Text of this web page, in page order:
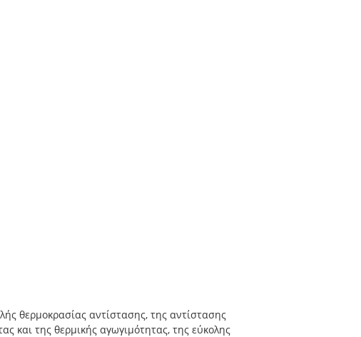
θερμοκρασίας αντίστασης, της αντίστασης
και της θερμικής αγωγιμότητας, της εύκολης